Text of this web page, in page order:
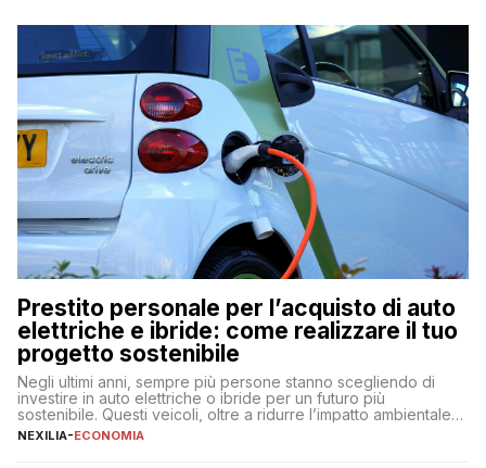
Prestito personale per l’acquisto di auto
elettriche e ibride: come realizzare il tuo
progetto sostenibile
Negli ultimi anni, sempre più persone stanno scegliendo di
investire in auto elettriche o ibride per un futuro più
sostenibile. Questi veicoli, oltre a ridurre l’impatto ambientale,
offrono vantaggi economici a lungo termine, come minori costi
NEXILIA-ECONOMIA